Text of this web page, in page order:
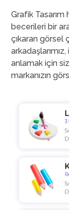
Grafik Tasarım
becerileri bir
çıkaran görsel
anlamak için
markanızın